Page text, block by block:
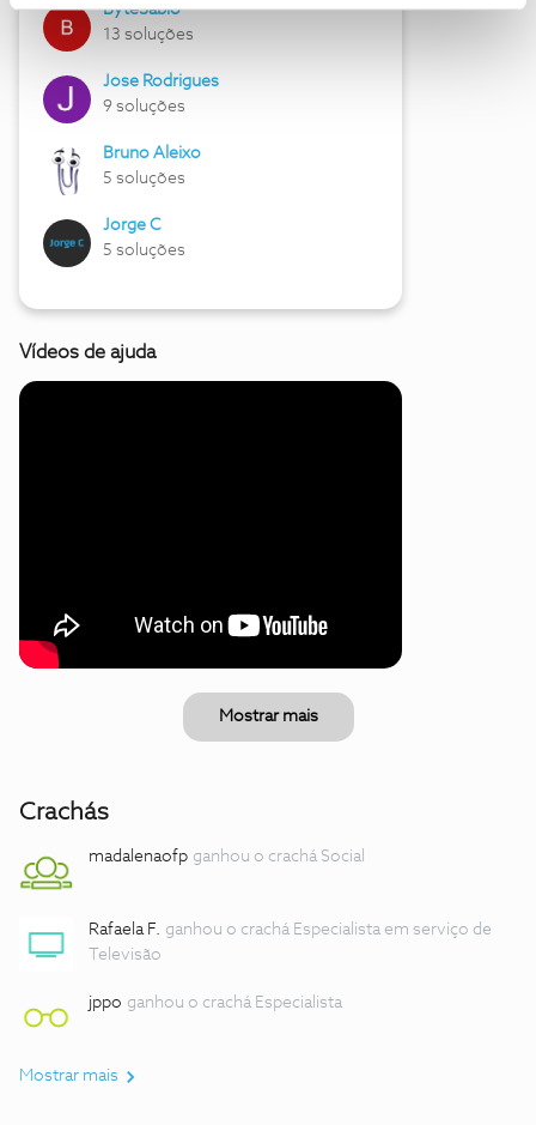
ByteSábio
13 soluções
Jose Rodrigues
9 soluções
Bruno Aleixo
5 soluções
Jorge C
5 soluções
Vídeos de ajuda
Mostrar mais
Crachás
madalenaofp ganhou o crachá Social
Rafaela F. ganhou o crachá Especialista em serviço de
Televisão
jppo ganhou o crachá Especialista
Mostrar mais